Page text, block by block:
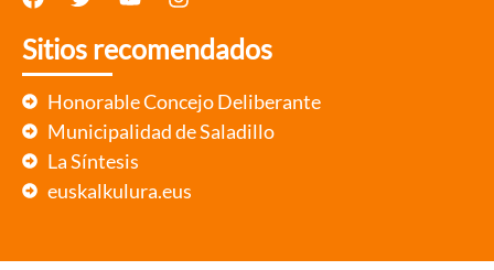
Sitios recomendados
Honorable Concejo Deliberante
Municipalidad de Saladillo
La Síntesis
euskalkulura.eus